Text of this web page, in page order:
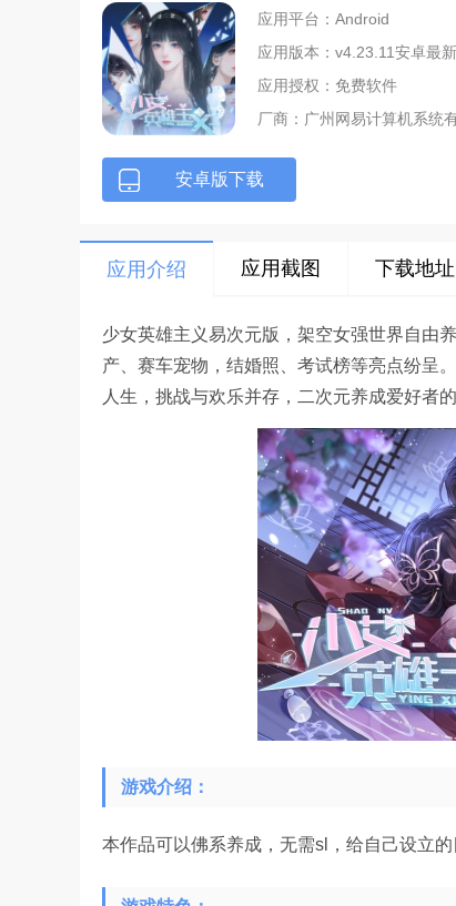
应用平台：Android
应用版本：v4.23.11安卓最
应用授权：免费软件
厂商： 广州网易计算机系统
安卓版下载
应用介绍 应用截图 下载地址
少女英雄主义易次元版，架空女强世界自由
产、赛车宠物，结婚照、考试榜等亮点纷呈
人生，挑战与欢乐并存，二次元养成爱好者的
游戏介绍：
本作品可以佛系养成，无需sl，给自己设立